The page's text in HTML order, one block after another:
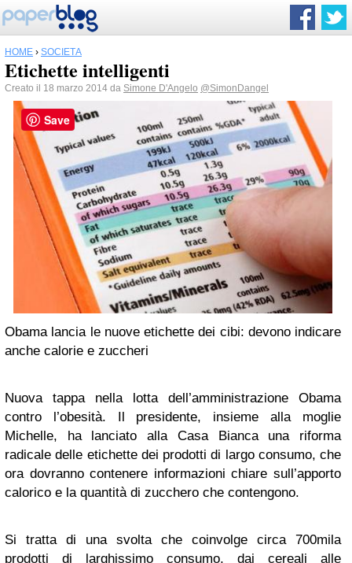
HOME › SOCIETÀ
Etichette intelligenti
Creato il 18 marzo 2014 da Simone D'Angelo @SimonDangel
Obama lancia le nuove etichette dei cibi: devono indicare
anche calorie e zuccheri
Nuova tappa nella lotta dell’amministrazione Obama
contro l’obesità. Il presidente, insieme alla moglie
Michelle, ha lanciato alla Casa Bianca una riforma
radicale delle etichette dei prodotti di largo consumo, che
ora dovranno contenere informazioni chiare sull’apporto
calorico e la quantità di zucchero che contengono.
Si tratta di una svolta che coinvolge circa 700mila
prodotti di larghissimo consumo, dai cereali alle
Save